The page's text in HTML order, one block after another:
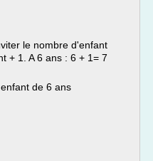
le nombre d'enfant
+ 1. A 6 ans : 6 + 1= 7
de 6 ans